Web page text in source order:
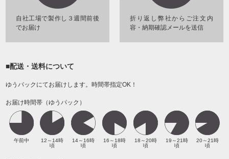
折り返し弊社からご注文内
容・納期確認メールを送信
自社工場で製作し３週間前後
でお届け
■配送・送料について
ゆうパックにてお届けします。時間帯指定OK！
お届け時間帯（ゆうパック）
午前中
12～14時
頃
14～16時
頃
16～18時
頃
18～20時
頃
19～21時
頃
20～21時
頃